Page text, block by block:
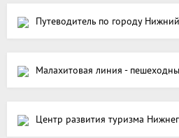
Путеводитель по городу
Малахитовая линия -
Центр развития туризма